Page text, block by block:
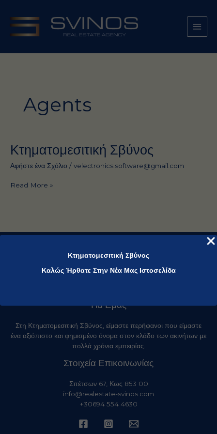
Κτηματομεσιτική Σβύνος
Καλώς Ήρθατε Στην Νέα Μας Ιστοσελίδα
περιεχόμενο
Agents
Κτηματομεσιτική Σβύνος
Αφήστε ένα Σχόλιο /velectronics.software@gmail.com
Κτηματομεσιτική
Read More »
Για Εμάς
Στη Κτηματομεσιτική Σβύνος, είμαστε περήφανοι που είμαστε
ένα αξιόπιστο και φημισμένο όνομα στον κλάδο των ακινήτων με
πολλά χρόνια εμπειρίας.
Στοιχεία Επικοινωνίας
Σπέτσων 67, Κως 853 00
info@realestate-svinos.com
+30694 554 4630